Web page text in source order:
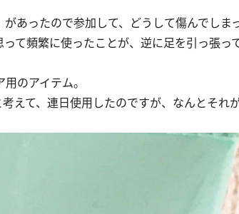
あったので参加して、どうして傷んでしま
て頻繁に使ったことが、逆に足を引っ張っ
のアイテム。
えて、連日使用したのですが、なんとそれ